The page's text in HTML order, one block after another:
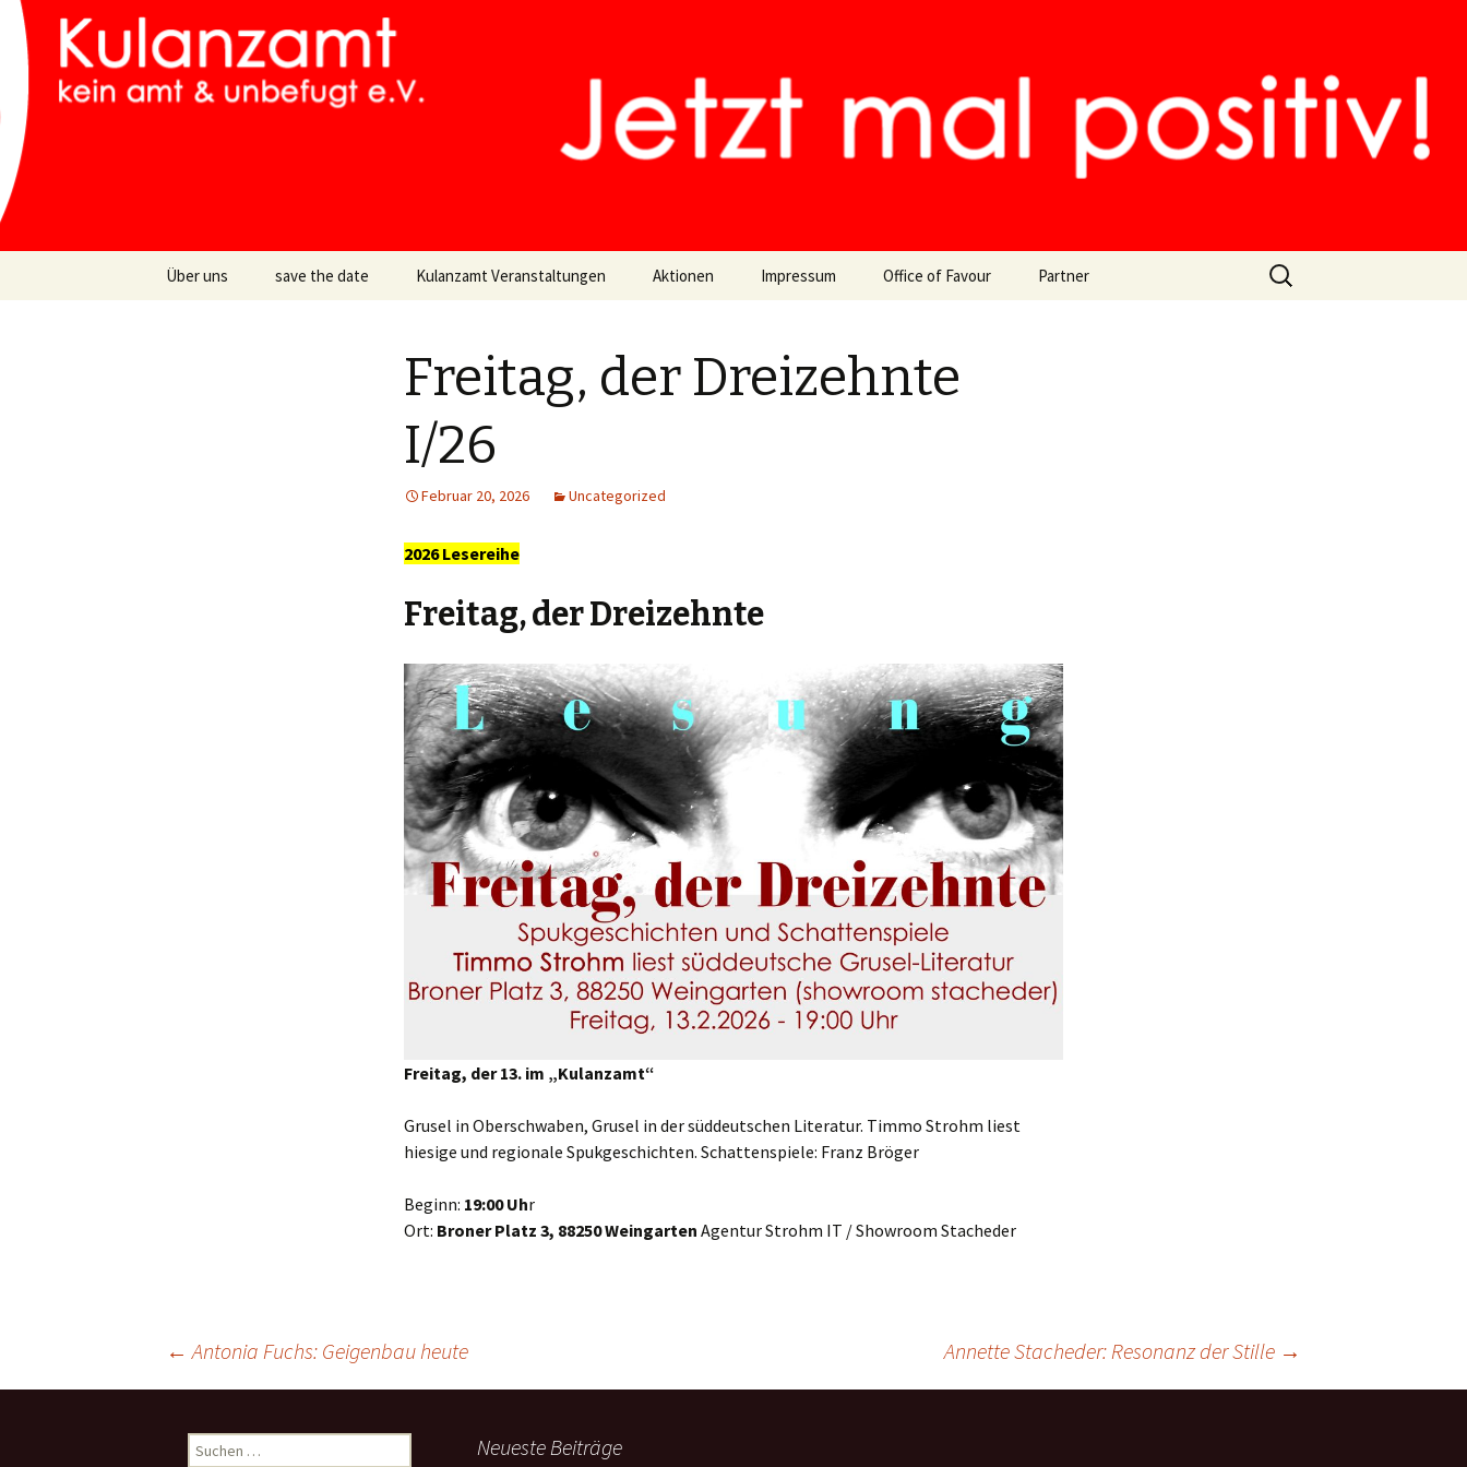
Kulanzamt
…muss man nicht, aber kann man machen
Zum
Über uns save the date Kulanzamt Veranstaltungen Aktionen Impressum Office of Favour Partner
Suchen
nach:
Freitag, der Dreizehnte
I/26
Februar 20, 2026 Uncategorized
2026Lesereihe
Freitag, der Dreizehnte
Freitag, der 13. im „Kulanzamt“
Grusel in Oberschwaben, Grusel in der süddeutschen Literatur. Timmo Strohm liest
hiesige und regionale Spukgeschichten. Schattenspiele: Franz Bröger
Beginn: 19:00 Uhr
Ort: Broner Platz 3, 88250 Weingarten Agentur Strohm IT / Showroom Stacheder
Beitrags-
Navigation
← Antonia Fuchs: Geigenbau heute Annette Stacheder: Resonanz der Stille →
Suchen
Neueste Beiträge